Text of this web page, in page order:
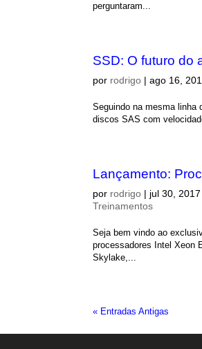
perguntaram...
SSD: O futuro do
por rodrigo |ago 16,
Seguindo na mesma linha
discos SAS com
Lançamento:
por rodrigo | jul 30, 2017
Treinamentos
Seja bem vindo ao
processadores Intel Xeon
Skylake,...
« Entradas Antigas